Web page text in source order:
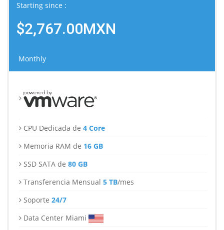
Starting since :
$2,767.00MXN
Monthly
CPU Dedicada de 4 Core
Memoria RAM de 16 GB
SSD SATA de 80 GB
Transferencia Mensual 5 TB/mes
Soporte 24/7
Data Center Miami